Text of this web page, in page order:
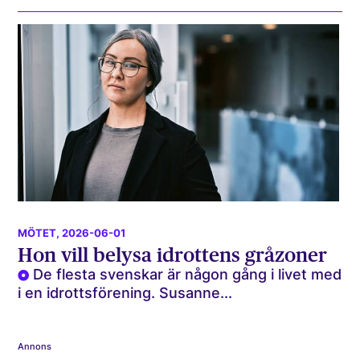
MÖTET, 2026-06-01
Hon vill belysa idrottens gråzoner
De flesta svenskar är någon gång i livet med
i en idrottsförening. Susanne...
Annons